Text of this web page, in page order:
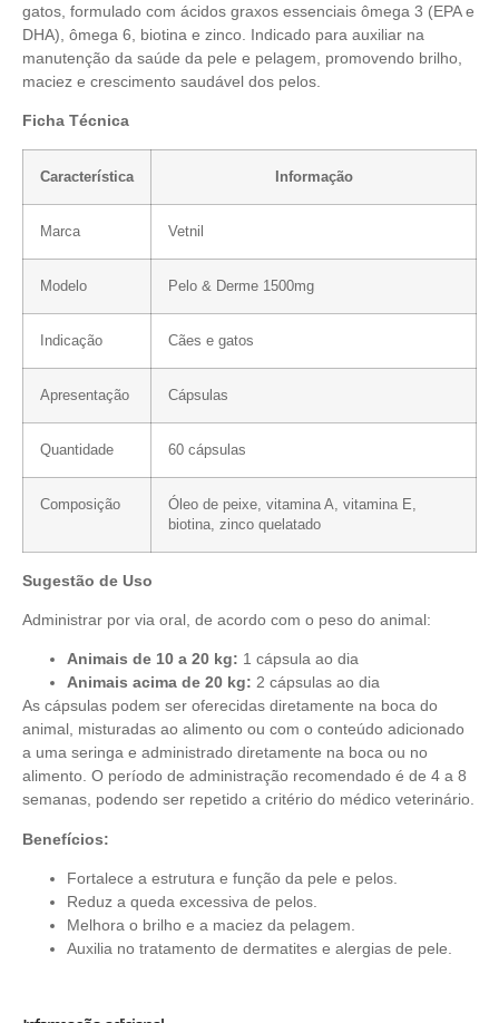
gatos, formulado com ácidos graxos essenciais ômega 3 (EPA e
DHA), ômega 6, biotina e zinco. Indicado para auxiliar na
manutenção da saúde da pele e pelagem, promovendo brilho,
maciez e crescimento saudável dos pelos.
Ficha Técnica
Característica Informação
Marca Vetnil
Modelo Pelo & Derme 1500mg
Indicação Cães e gatos
Apresentação Cápsulas
Quantidade 60 cápsulas
Composição
Óleo de peixe, vitamina A, vitamina E,
biotina, zinco quelatado
Sugestão de Uso
Administrar por via oral, de acordo com o peso do animal:
Animais de 10 a 20 kg: 1 cápsula ao dia
Animais acima de 20 kg: 2 cápsulas ao dia
As cápsulas podem ser oferecidas diretamente na boca do
animal, misturadas ao alimento ou com o conteúdo adicionado
a uma seringa e administrado diretamente na boca ou no
alimento. O período de administração recomendado é de 4 a 8
semanas, podendo ser repetido a critério do médico veterinário.
Benefícios:
Fortalece a estrutura e função da pele e pelos.
Reduz a queda excessiva de pelos.
Melhora o brilho e a maciez da pelagem.
Auxilia no tratamento de dermatites e alergias de pele.